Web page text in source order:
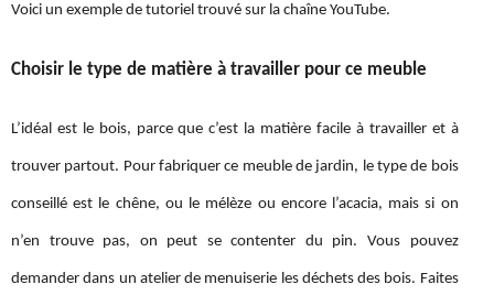
Voici un exemple de tutoriel trouvé sur la chaîne YouTube.
Choisir le type de matière à travailler pour ce meuble
L’idéal est le bois, parce que c’est la matière facile à travailler et à
trouver partout. Pour fabriquer ce meuble de jardin, le type de bois
conseillé est le chêne, ou le mélèze ou encore l’acacia, mais si on
n’en trouve pas, on peut se contenter du pin. Vous pouvez
demander dans un atelier de menuiserie les déchets des bois. Faites